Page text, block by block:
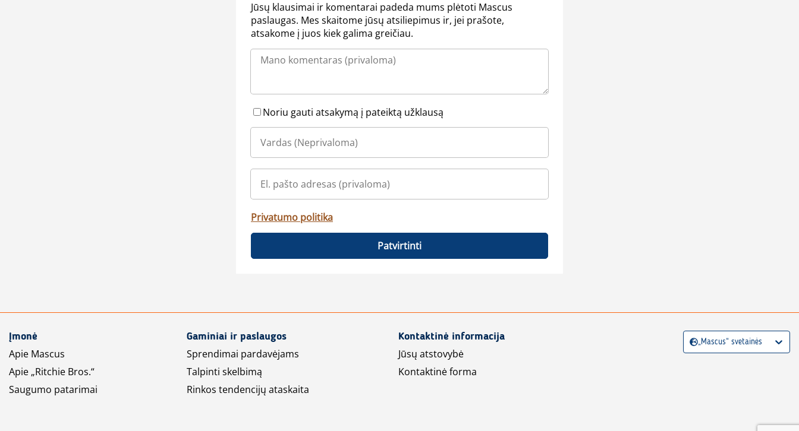
Jūsų klausimai ir komentarai padeda mums plėtoti Mascus
paslaugas. Mes skaitome jūsų atsiliepimus ir, jei prašote,
atsakome į juos kiek galima greičiau.
Noriu gauti atsakymą į pateiktą užklausą
Privatumo politika
Patvirtinti
Įmonė
Apie Mascus
Apie „Ritchie Bros.“
Saugumo patarimai
Gaminiai ir paslaugos
Sprendimai pardavėjams
Talpinti skelbimą
Rinkos tendencijų ataskaita
Kontaktinė informacija
Jūsų atstovybė
Kontaktinė forma
„Mascus“ svetainės